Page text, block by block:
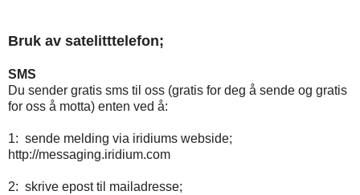
Bruk av satelitttelefon;
SMS
Du sender gratis sms til oss (gratis for deg å sende og gratis
for oss å motta) enten ved å:
1: sende melding via iridiums webside;
http://messaging.iridium.com
2: skrive epost til mailadresse;